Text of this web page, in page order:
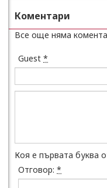
Коментари
Все още няма
Guest *
Коя е първата буква
Отговор: *